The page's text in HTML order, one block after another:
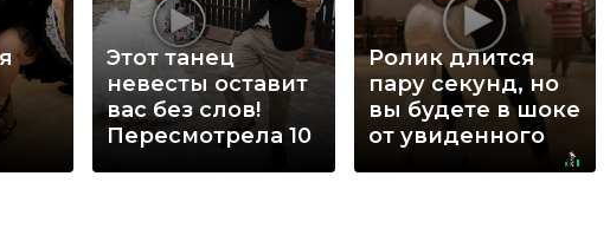
Этот танец
невесты оставит
вас без слов!
Пересмотрела 10
Ролик длится
пару секунд, но
вы будете в шоке
от увиденного